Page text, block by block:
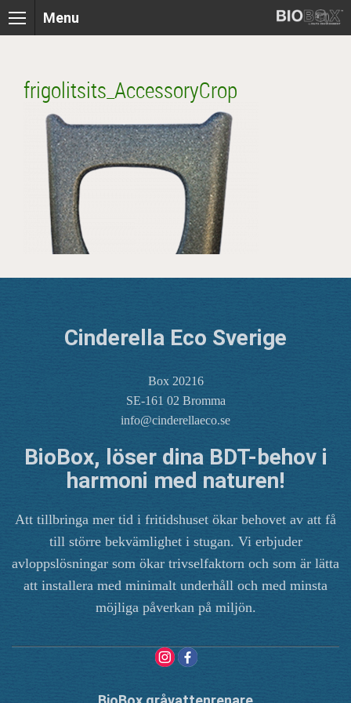
Menu
frigolitsits_AccessoryCrop
Cinderella Eco Sverige
Box 20216
SE-161 02 Bromma
info@cinderellaeco.se
BioBox, löser dina BDT-behov i
harmoni med naturen!
Att tillbringa mer tid i fritidshuset ökar behovet av att få
till större bekvämlighet i stugan. Vi erbjuder
avloppslösningar som ökar trivselfaktorn och som är lätta
att installera med minimalt underhåll och med minsta
möjliga påverkan på miljön.